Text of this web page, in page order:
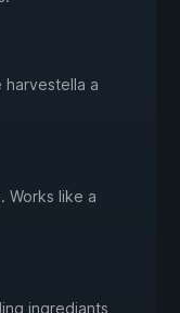
harvestella a
Works like a
ingrediants